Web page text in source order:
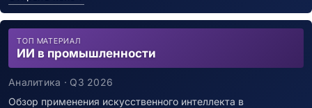
ТОП МАТЕРИАЛ
ИИ в промышленности
Аналитика · Q3 2026
Обзор применения искусственного интеллекта в